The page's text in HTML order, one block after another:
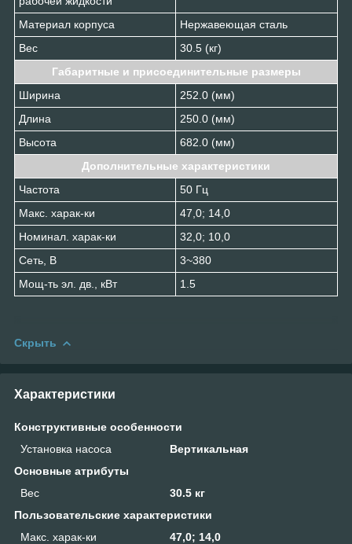
Материал корпуса
Нержавеющая сталь
Вес
30.5 (кг)
Габаритные и присоединительные размеры
Ширина
252.0 (мм)
Длина
250.0 (мм)
Высота
682.0 (мм)
Дополнительные характеристики
Частота
50 Гц
Макс. харак-ки
47,0; 14,0
Номинал. харак-ки
32,0; 10,0
Сеть, В
3~380
Мощ-ть эл. дв., кВт
1.5
Скрыть
Характеристики
Конструктивные особенности
Установка насоса
Вертикальная
Основные атрибуты
Вес
30.5 кг
Пользовательские характеристики
Макс. харак-ки
47,0; 14,0